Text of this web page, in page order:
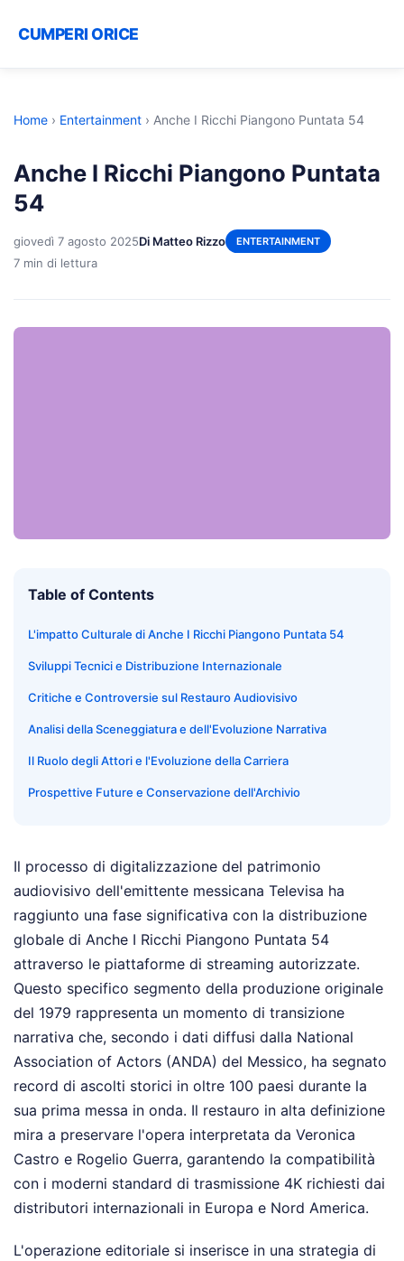
CUMPERI ORICE
Home › Entertainment › Anche I Ricchi Piangono Puntata 54
Anche I Ricchi Piangono Puntata
54
giovedì 7 agosto 2025Di Matteo Rizzo ENTERTAINMENT
7 min di lettura
Table of Contents
L'impatto Culturale di Anche I Ricchi Piangono Puntata 54
Sviluppi Tecnici e Distribuzione Internazionale
Critiche e Controversie sul Restauro Audiovisivo
Analisi della Sceneggiatura e dell'Evoluzione Narrativa
Il Ruolo degli Attori e l'Evoluzione della Carriera
Prospettive Future e Conservazione dell'Archivio
Il processo di digitalizzazione del patrimonio
audiovisivo dell'emittente messicana Televisa ha
raggiunto una fase significativa con la distribuzione
globale di Anche I Ricchi Piangono Puntata 54
attraverso le piattaforme di streaming autorizzate.
Questo specifico segmento della produzione originale
del 1979 rappresenta un momento di transizione
narrativa che, secondo i dati diffusi dalla National
Association of Actors (ANDA) del Messico, ha segnato
record di ascolti storici in oltre 100 paesi durante la
sua prima messa in onda. Il restauro in alta definizione
mira a preservare l'opera interpretata da Veronica
Castro e Rogelio Guerra, garantendo la compatibilità
con i moderni standard di trasmissione 4K richiesti dai
distributori internazionali in Europa e Nord America.
L'operazione editoriale si inserisce in una strategia di